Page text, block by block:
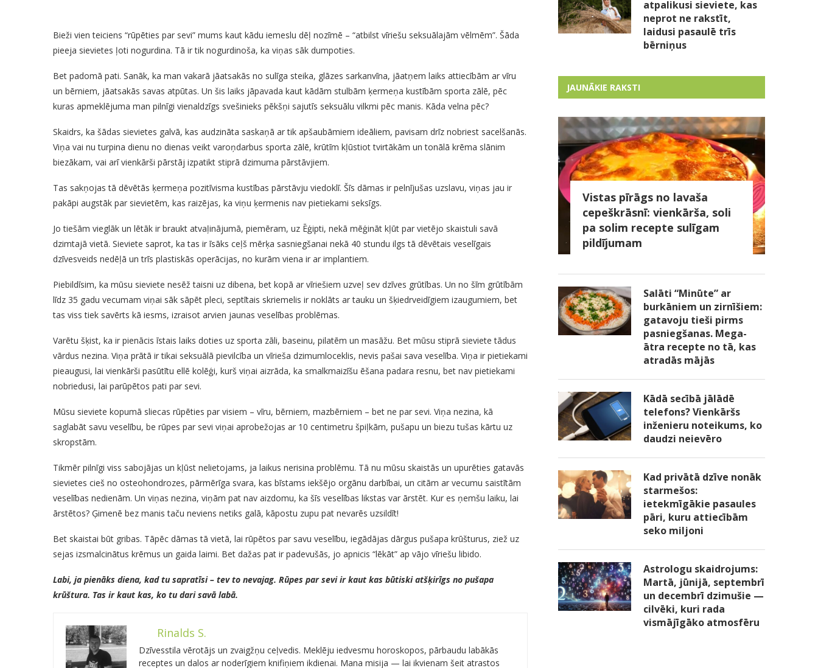
Bieži vien teiciens “rūpēties par sevi” mums kaut kādu iemeslu dēļ nozīmē – “atbilst vīriešu seksuālajām vēlmēm”. Šāda
pieeja sievietes ļoti nogurdina. Tā ir tik nogurdinoša, ka viņas sāk dumpoties.
Bet padomā pati. Sanāk, ka man vakarā jāatsakās no sulīga steika, glāzes sarkanvīna, jāatņem laiks attiecībām ar vīru
un bērniem, jāatsakās savas atpūtas. Un šis laiks jāpavada kaut kādām stulbām ķermeņa kustībām sporta zālē, pēc
kuras apmeklējuma man pilnīgi vienaldzīgs svešinieks pēkšņi sajutīs seksuālu vilkmi pēc manis. Kāda velna pēc?
Skaidrs, ka šādas sievietes galvā, kas audzināta saskaņā ar tik apšaubāmiem ideāliem, pavisam drīz nobriest sacelšanās.
Viņa vai nu turpina dienu no dienas veikt varoņdarbus sporta zālē, krūtīm kļūstiot tvirtākām un tonālā krēma slānim
biezākam, vai arī vienkārši pārstāj izpatikt stiprā dzimuma pārstāvjiem.
Tas sakņojas tā dēvētās ķermeņa pozitīvisma kustības pārstāvju viedoklī. Šīs dāmas ir pelnījušas uzslavu, viņas jau ir
pakāpi augstāk par sievietēm, kas raizējas, ka viņu ķermenis nav pietiekami seksīgs.
Jo tiešām vieglāk un lētāk ir braukt atvaļinājumā, piemēram, uz Ēģipti, nekā mēģināt kļūt par vietējo skaistuli savā
dzimtajā vietā. Sieviete saprot, ka tas ir īsāks ceļš mērķa sasniegšanai nekā 40 stundu ilgs tā dēvētais veselīgais
dzīvesveids nedēļā un trīs plastiskās operācijas, no kurām viena ir ar implantiem.
Piebildīsim, ka mūsu sieviete nesēž taisni uz dibena, bet kopā ar vīriešiem uzveļ sev dzīves grūtības. Un no šīm grūtībām
līdz 35 gadu vecumam viņai sāk sāpēt pleci, septītais skriemelis ir noklāts ar tauku un šķiedrveidīgiem izaugumiem, bet
tas viss tiek savērts kā iesms, izraisot arvien jaunas veselības problēmas.
Varētu šķist, ka ir pienācis īstais laiks doties uz sporta zāli, baseinu, pilatēm un masāžu. Bet mūsu stiprā sieviete tādus
vārdus nezina. Viņa prātā ir tikai seksuālā pievilcība un vīrieša dzimumloceklis, nevis pašai sava veselība. Viņa ir pietiekami
pieaugusi, lai vienkārši pasūtītu ellē kolēģi, kurš viņai aizrāda, ka smalkmaizīšu ēšana padara resnu, bet nav pietiekami
nobriedusi, lai parūpētos pati par sevi.
Mūsu sieviete kopumā sliecas rūpēties par visiem – vīru, bērniem, mazbērniem – bet ne par sevi. Viņa nezina, kā
saglabāt savu veselību, be rūpes par sevi viņai aprobežojas ar 10 centimetru špiļkām, pušapu un biezu tušas kārtu uz
skropstām.
Tikmēr pilnīgi viss sabojājas un kļūst nelietojams, ja laikus nerisina problēmu. Tā nu mūsu skaistās un upurēties gatavās
sievietes cieš no osteohondrozes, pārmērīga svara, kas bīstams iekšējo orgānu darbībai, un citām ar vecumu saistītām
veselības nedienām. Un viņas nezina, viņām pat nav aizdomu, ka šīs veselības likstas var ārstēt. Kur es ņemšu laiku, lai
ārstētos? Ģimenē bez manis taču neviens netiks galā, kāpostu zupu pat nevarēs uzsildīt!
Bet skaistai būt gribas. Tāpēc dāmas tā vietā, lai rūpētos par savu veselību, iegādājas dārgus pušapa krūšturus, ziež uz
sejas izsmalcinātus krēmus un gaida laimi. Bet dažas pat ir padevušās, jo apnicis “lēkāt” ap vājo vīriešu libido.
Labi, ja pienāks diena, kad tu sapratīsi – tev to nevajag. Rūpes par sevi ir kaut kas būtiski atšķirīgs no pušapa
krūštura. Tas ir kaut kas, ko tu dari savā labā.
Rinalds S.
Dzīvesstila vērotājs un zvaigžņu ceļvedis. Meklēju iedvesmu horoskopos, pārbaudu labākās
receptes un dalos ar noderīgiem knifiņiem ikdienai. Mana misija — lai ikvienam šeit atrastos
atpalikusi sieviete, kas
neprot ne rakstīt,
laidusi pasaulē trīs
bērniņus
JAUNĀKIE RAKSTI
Vistas pīrāgs no lavaša
cepeškrāsnī: vienkārša, soli
pa solim recepte sulīgam
pildījumam
Salāti “Minūte” ar
burkāniem un zirnīšiem:
gatavoju tieši pirms
pasniegšanas. Mega-
ātra recepte no tā, kas
atradās mājās
Kādā secībā jālādē
telefons? Vienkāršs
inženieru noteikums, ko
daudzi neievēro
Kad privātā dzīve nonāk
starmešos:
ietekmīgākie pasaules
pāri, kuru attiecībām
seko miljoni
Astrologu skaidrojums:
Martā, jūnijā, septembrī
un decembrī dzimušie —
cilvēki, kuri rada
vismājīgāko atmosfēru